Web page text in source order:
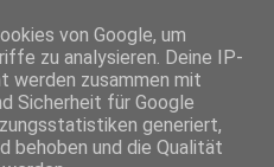
von Google, um
zu analysieren. Deine IP-
werden zusammen mit
Sicherheit für Google
generiert,
behoben und die Qualität